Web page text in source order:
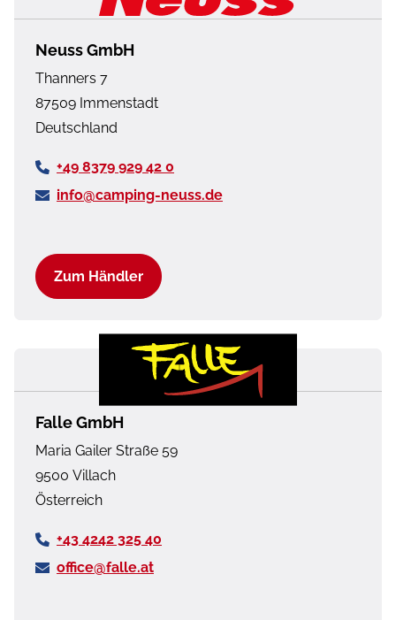
Neuss GmbH
Thanners 7
87509 Immenstadt
Deutschland
+49 8379 929 42 0
info@camping-neuss.de
Zum Händler
Falle GmbH
Maria Gailer Straße 59
9500 Villach
Österreich
+43 4242 325 40
office@falle.at